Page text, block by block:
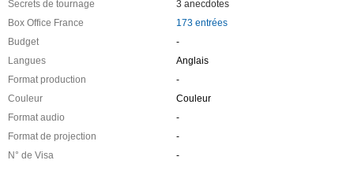
Secrets de tournage
3 anecdotes
Box Office France
173 entrées
Budget
-
Langues
Anglais
Format production
-
Couleur
Couleur
Format audio
-
Format de projection
-
N° de Visa
-